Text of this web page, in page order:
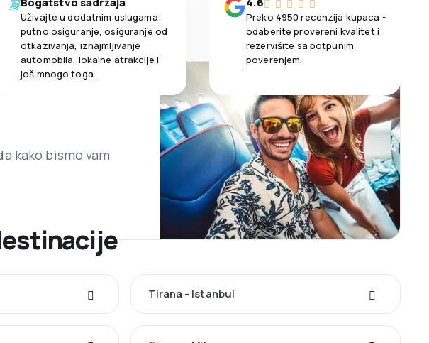
Uživajte u dodatnim uslugama:
putno osiguranje, osiguranje od
otkazivanja, iznajmljivanje
automobila, lokalne atrakcije i
još mnogo toga.
Preko 4950 recenzija kupaca -
odaberite provereni kvalitet i
rezervišite sa potpunim
poverenjem.
kako bismo vam
Tirana - Istanbul